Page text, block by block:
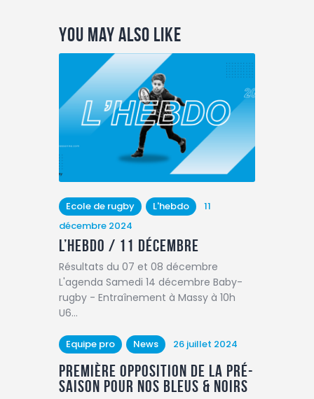
You May Also Like
Ecole de rugby L'hebdo
11
décembre 2024
L’hebdo / 11 décembre
Résultats du 07 et 08 décembre
L'agenda Samedi 14 décembre Baby-
rugby - Entraînement à Massy à 10h
U6…
Equipe pro News 26 juillet 2024
Première opposition de la pré-
saison pour nos Bleus & Noirs